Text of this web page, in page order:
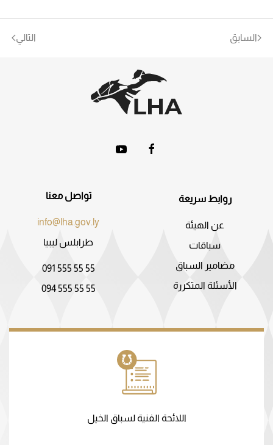
السابق التالي
روابط سريعة
عن الهيئة
سباقات
مضامير السباق
الأسئلة المتكررة
تواصل معنا
info@lha.gov.ly
طرابلس ليبيا
091 555 55 55
094 555 55 55
اللائحة الفنية لسباق الخيل